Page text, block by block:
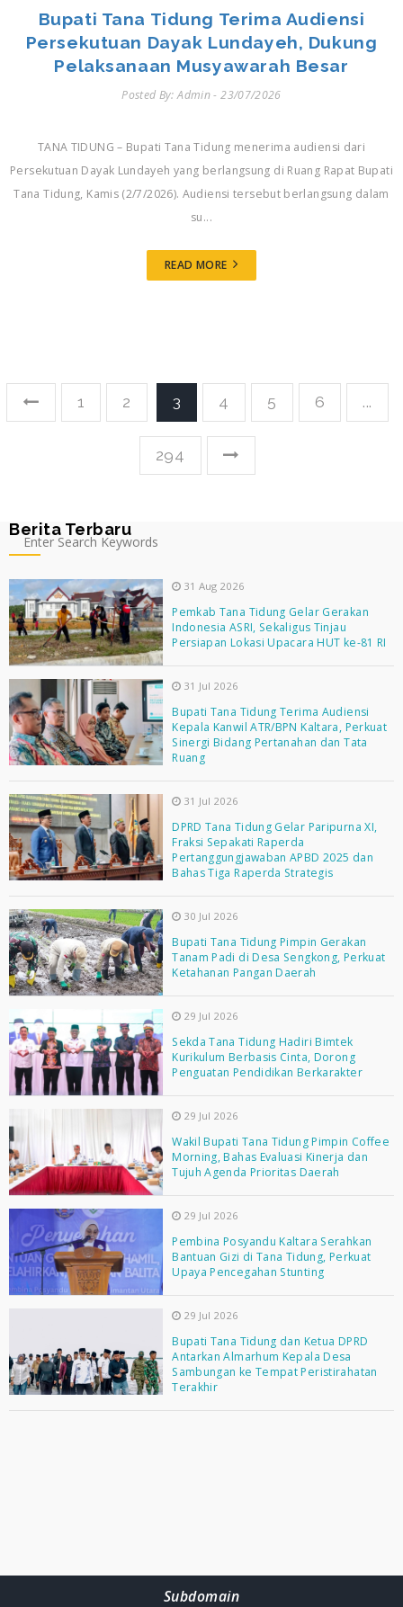
Bupati Tana Tidung Terima Audiensi
Persekutuan Dayak Lundayeh, Dukung
Pelaksanaan Musyawarah Besar
Posted By: Admin - 23/07/2026
TANA TIDUNG – Bupati Tana Tidung menerima audiensi dari
Persekutuan Dayak Lundayeh yang berlangsung di Ruang Rapat Bupati
Tana Tidung, Kamis (2/7/2026). Audiensi tersebut berlangsung dalam
su...
READ MORE
1 2 3 4 5 6 ...
294
Berita Terbaru
31 Aug 2026
Pemkab Tana Tidung Gelar Gerakan
Indonesia ASRI, Sekaligus Tinjau
Persiapan Lokasi Upacara HUT ke-81 RI
31 Jul 2026
Bupati Tana Tidung Terima Audiensi
Kepala Kanwil ATR/BPN Kaltara, Perkuat
Sinergi Bidang Pertanahan dan Tata
Ruang
31 Jul 2026
DPRD Tana Tidung Gelar Paripurna XI,
Fraksi Sepakati Raperda
Pertanggungjawaban APBD 2025 dan
Bahas Tiga Raperda Strategis
30 Jul 2026
Bupati Tana Tidung Pimpin Gerakan
Tanam Padi di Desa Sengkong, Perkuat
Ketahanan Pangan Daerah
29 Jul 2026
Sekda Tana Tidung Hadiri Bimtek
Kurikulum Berbasis Cinta, Dorong
Penguatan Pendidikan Berkarakter
29 Jul 2026
Wakil Bupati Tana Tidung Pimpin Coffee
Morning, Bahas Evaluasi Kinerja dan
Tujuh Agenda Prioritas Daerah
29 Jul 2026
Pembina Posyandu Kaltara Serahkan
Bantuan Gizi di Tana Tidung, Perkuat
Upaya Pencegahan Stunting
29 Jul 2026
Bupati Tana Tidung dan Ketua DPRD
Antarkan Almarhum Kepala Desa
Sambungan ke Tempat Peristirahatan
Terakhir
Subdomain